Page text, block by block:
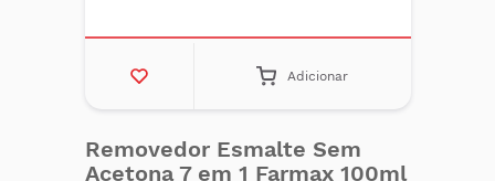
Adicionar
Removedor Esmalte Sem
Acetona 7 em 1 Farmax 100ml